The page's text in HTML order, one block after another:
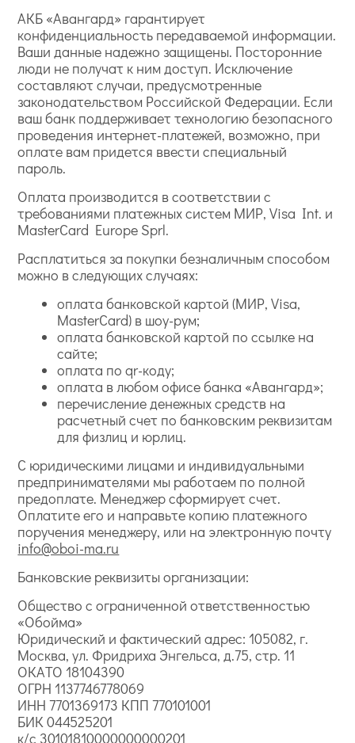
АКБ «Авангард» гарантирует
конфиденциальность передаваемой информации.
Ваши данные надежно защищены. Посторонние
люди не получат к ним доступ. Исключение
составляют случаи, предусмотренные
законодательством Российской Федерации. Если
ваш банк поддерживает технологию безопасного
проведения интернет-платежей, возможно, при
оплате вам придется ввести специальный
пароль.
Оплата производится в соответствии с
требованиями платежных систем МИР, Visa Int. и
MasterCard Europe Sprl.
Расплатиться за покупки безналичным способом
можно в следующих случаях:
оплата банковской картой (МИР, Visa,
MasterCard) в шоу-рум;
оплата банковской картой по ссылке на
сайте;
оплата по qr-коду;
оплата в любом офисе банка «Авангард»;
перечисление денежных средств на
расчетный счет по банковским реквизитам
для физлиц и юрлиц.
С юридическими лицами и индивидуальными
предпринимателями мы работаем по полной
предоплате. Менеджер сформирует счет.
Оплатите его и направьте копию платежного
поручения менеджеру, или на электронную почту
info@oboi-ma.ru
Банковские реквизиты организации:
Общество с ограниченной ответственностью
«Обойма»
Юридический и фактический адрес: 105082, г.
Москва, ул. Фридриха Энгельса, д.75, стр. 11
ОКАТО 18104390
ОГРН 1137746778069
ИНН 7701369173 КПП 770101001
БИК 044525201
к/с 30101810000000000201